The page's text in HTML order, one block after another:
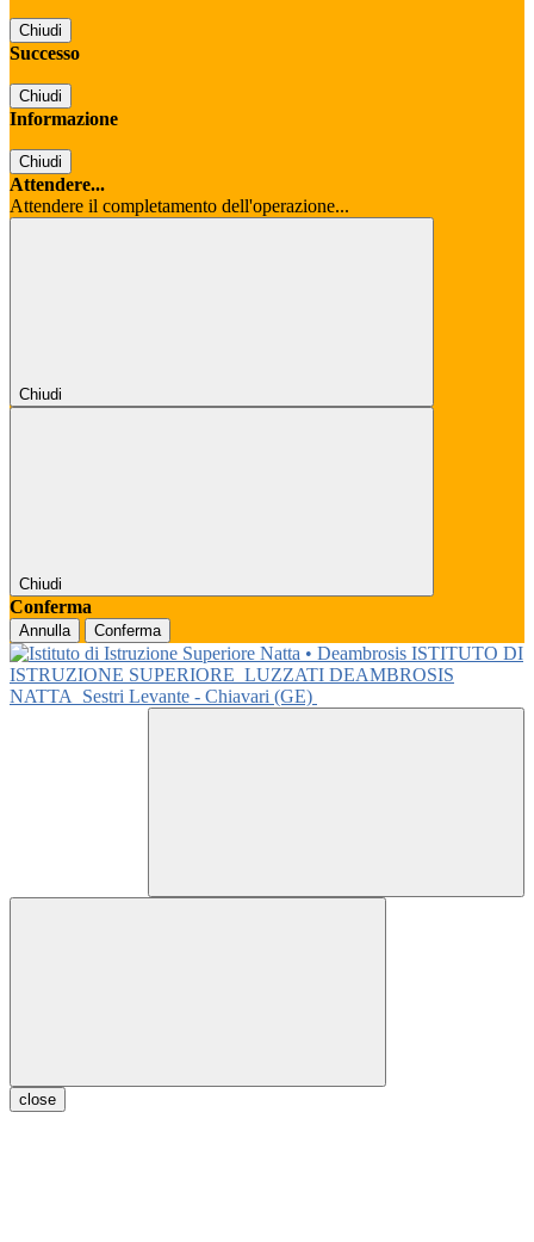
Chiudi
Successo
Chiudi
Informazione
Chiudi
Attendere...
Attendere il completamento dell'operazione...
Chiudi
Chiudi
Conferma
Annulla Conferma
ISTITUTO DI
ISTRUZIONE SUPERIORE LUZZATI DEAMBROSIS
NATTA
Sestri Levante - Chiavari (GE)
close